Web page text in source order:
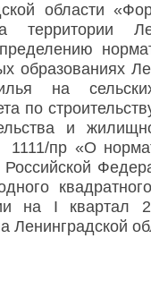
области
образованиях
на сельских
по
и
пр «О
на I квартал
Ленинградской